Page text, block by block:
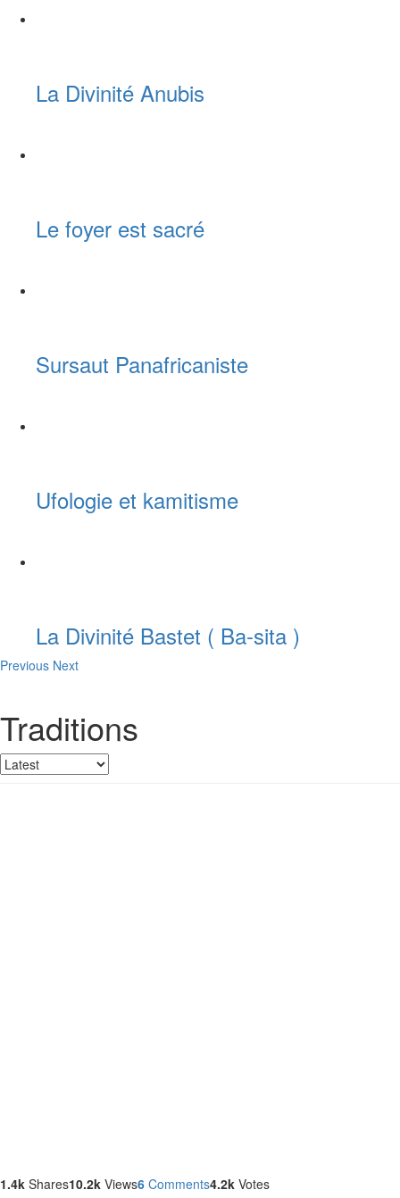
La Divinité Anubis
Le foyer est sacré
Sursaut Panafricaniste
Ufologie et kamitisme
La Divinité Bastet ( Ba-sita )
Previous Next
Traditions
1.4k Shares10.2k Views6 Comments4.2k Votes